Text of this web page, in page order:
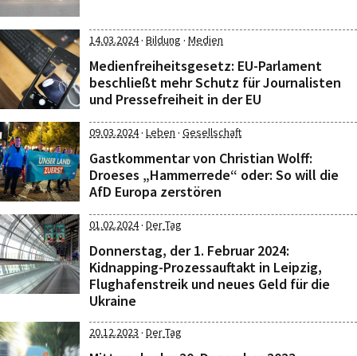
14.03.2024· Bildung · Medien
Medienfreiheitsgesetz: EU-Parlament
beschließt mehr Schutz für Journalisten
und Pressefreiheit in der EU
09.03.2024· Leben · Gesellschaft
Gastkommentar von Christian Wolff:
Droeses „Hammerrede“ oder: So will die
AfD Europa zerstören
01.02.2024· Der Tag
Donnerstag, der 1. Februar 2024:
Kidnapping-Prozessauftakt in Leipzig,
Flughafenstreik und neues Geld für die
Ukraine
20.12.2023 · Der Tag